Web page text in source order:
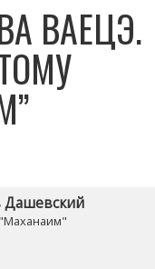
ВАЕЦЭ.
Дашевский